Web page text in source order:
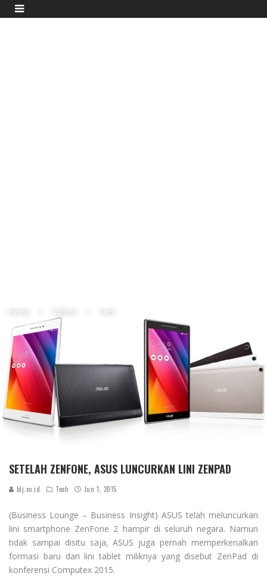
Home Culture Tech
SETELAH ZENFONE, ASUS LUNCURKAN LINI ZENPAD
blj.co.id Tech Jun 1, 2015
(Business Lounge – Business Insight) ASUS telah meluncurkan
lini smartphone ZenFone 2 hampir di seluruh negara. Namun
tidak sampai disitu saja, ASUS juga pernah memperkenalkan
formasi baru dari lini tablet miliknya yang disebut ZenPad di
konferensi Computex 2015.